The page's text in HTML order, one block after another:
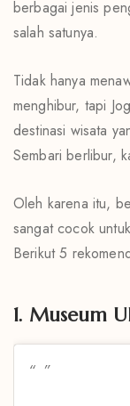
berbagai jenis
salah satunya.
Tidak hanya
menghibur, tapi
destinasi wisata
Sembari berlibur,
Oleh karena itu,
sangat cocok
Berikut 5
1. Museum